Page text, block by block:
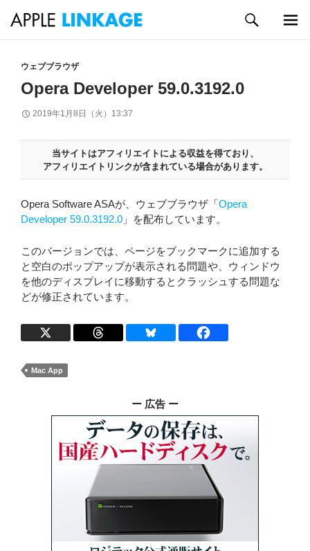
索
ウェブブラウザ
Opera Developer 59.0.3192.0
2019年1月8日（火）13:37
当サイトはアフィリエイトによる収益を得ており、
アフィリエイトリンクが含まれている場合があります。
Opera Software ASAが、ウェブブラウザ「Opera
Developer 59.0.3192.0 」を配布しています。
このバージョンでは、ページをブックマークに追加する
と空白のポップアップが表示される問題や、ウィンドウ
を他のディスプレイに移動するとクラッシュする問題な
どが修正されています。
Mac App
ー 広告 ー